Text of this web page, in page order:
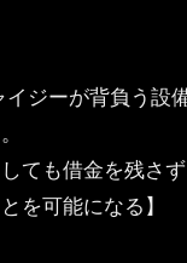
イジーが背負う設
ても借金を残さ
を可能になる】